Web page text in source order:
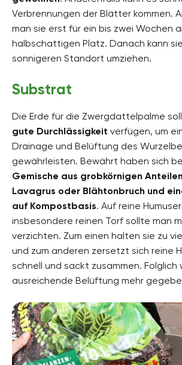
Verbrennungen der Blätter kommen.
man sie erst für ein bis zwei Wochen
halbschattigen Platz. Danach kann
sonnigeren Standort umziehen.
Substrat
Die Erde für die Zwergdattelpalme
gute Durchlässigkeit verfügen, um
Drainage und Belüftung des
gewährleisten. Bewährt haben sich
Gemische aus grobkörnigen
Lavagrus oder Blähtonbruch und
auf Kompostbasis. Auf reine
insbesondere reinen Torf sollte man
verzichten. Zum einen halten sie zu
und zum anderen zersetzt sich reine
schnell und sackt zusammen. Folglich
ausreichende Belüftung mehr